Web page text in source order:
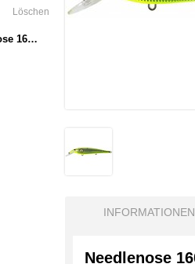
INFORMATIONEN
Needlenose
Löschen
GILLIES Needlenose 160mm Chartreuse Silver Flash